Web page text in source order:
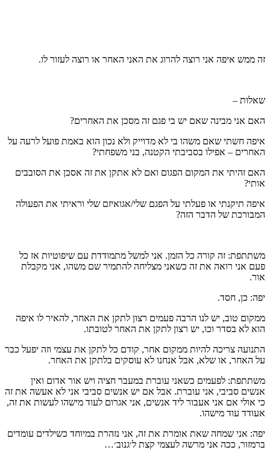
זה ממש איפה אני רוצה להרוג את האני האחר או רוצה לעזור לו.
שאלות –
האם אני מבינה שאם יש בי פגם זה מסכן את האחרים?
איפה חשתי שאם משהו בי לא מדוייק ולא נכון הוא באמת פועל לרעה על
האחרים – אפילו בסביבתי הקטנה, בני משפחתי?
האם זהיתי את המקום הפגום ואם לא אתקן את זה אסכן את הסובבים
אותי?
איפה תיקנתי או פעלתי על הפגם שלי/אגואיזם שלי וראיתי את הפעולה
המבורכת של הדבר הזה?
משתתפת: זה קורה כל הזמן. אני למשל מתמודדת עם שיפוטיות אז כל
פעם אני רואה את זה כשאני מצליחה להתמיר שם משהו, אני מקבלת
אור.
יפה: כן, חסד.
ממקום טוב, יש לנו הרבה פעמים רצון לתקן את האחר, להאיר לו איפה
הוא לא בסדר וכו, יש רצון לתקן את האחר לטובתו.
התנועה צריכה להיות ממקום אחר, קודם כל לתקן את עצמי וזה יפעל כבר
על האחר, או שלא, אבל אנחנו לא עוסקים בלתקן את האחר.
משתתפת: לפעמים כשאני עוברת במעבר חציה ויש אור אדום ואין
אנשים סביבי, אני עוברת. אבל אם יש אנשים סביבי אני לא אעשה את זה
כי אולי אם אני אעבור ליד אנשים, אני אגרום לעוד מישהו לעשות את זה,
אעודד עוד מישהו.
יפה: אני שמחה שאת אומרת את זה, אני נזהרת במיוחד כשילדים עומדים
ברמזור, ככה אני מרשה לעצמי קצת ל׳גנוב׳…